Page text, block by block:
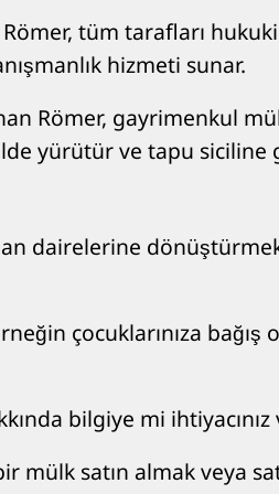
tüm tarafları
hizmeti sunar.
Römer, gayrimenkul
yürütür ve tapu siciline
dairelerine
çocuklarınıza bağış
bilgiye mi ihtiyacınız
mülk satın almak veya